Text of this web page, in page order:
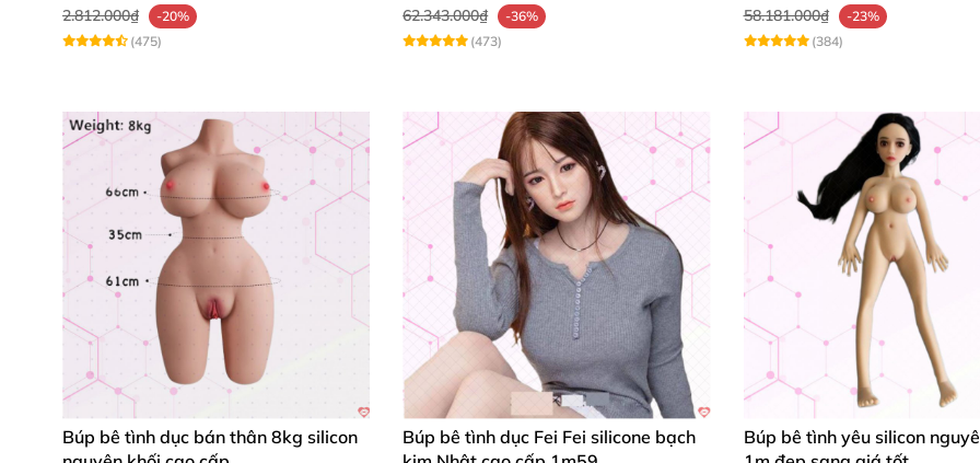
2.812.000₫
-20%
(475)
62.343.000₫
-36%
(473)
58.181.000₫
-23%
(384)
Búp bê tình dục bán thân 8kg silicon
Búp bê tình dục Fei Fei silicone bạch
Búp bê tình yêu silicon